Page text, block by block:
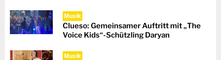
Musik
Clueso: Gemeinsamer Auftritt mit „The
Voice Kids“-Schützling Daryan
Musik